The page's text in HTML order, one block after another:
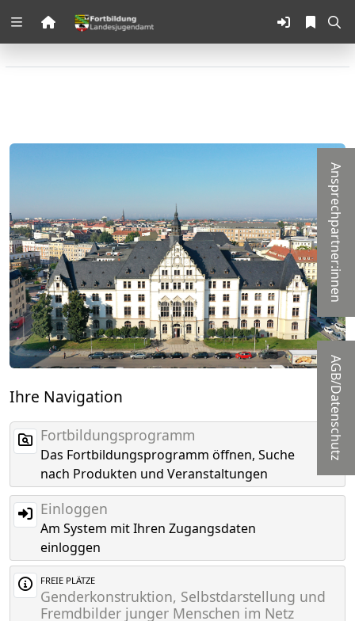
Zuklappen
Loading
Loading
Loading Ansprechpartner:innen
AGB/Datenschutz
Ihre Navigation
Fortbildungsprogramm
Das Fortbildungsprogramm öffnen, Suche
nach Produkten und Veranstaltungen
Einloggen
Am System mit Ihren Zugangsdaten
einloggen
FREIE PLÄTZE
Genderkonstruktion, Selbstdarstellung und
Fremdbilder junger Menschen im Netz